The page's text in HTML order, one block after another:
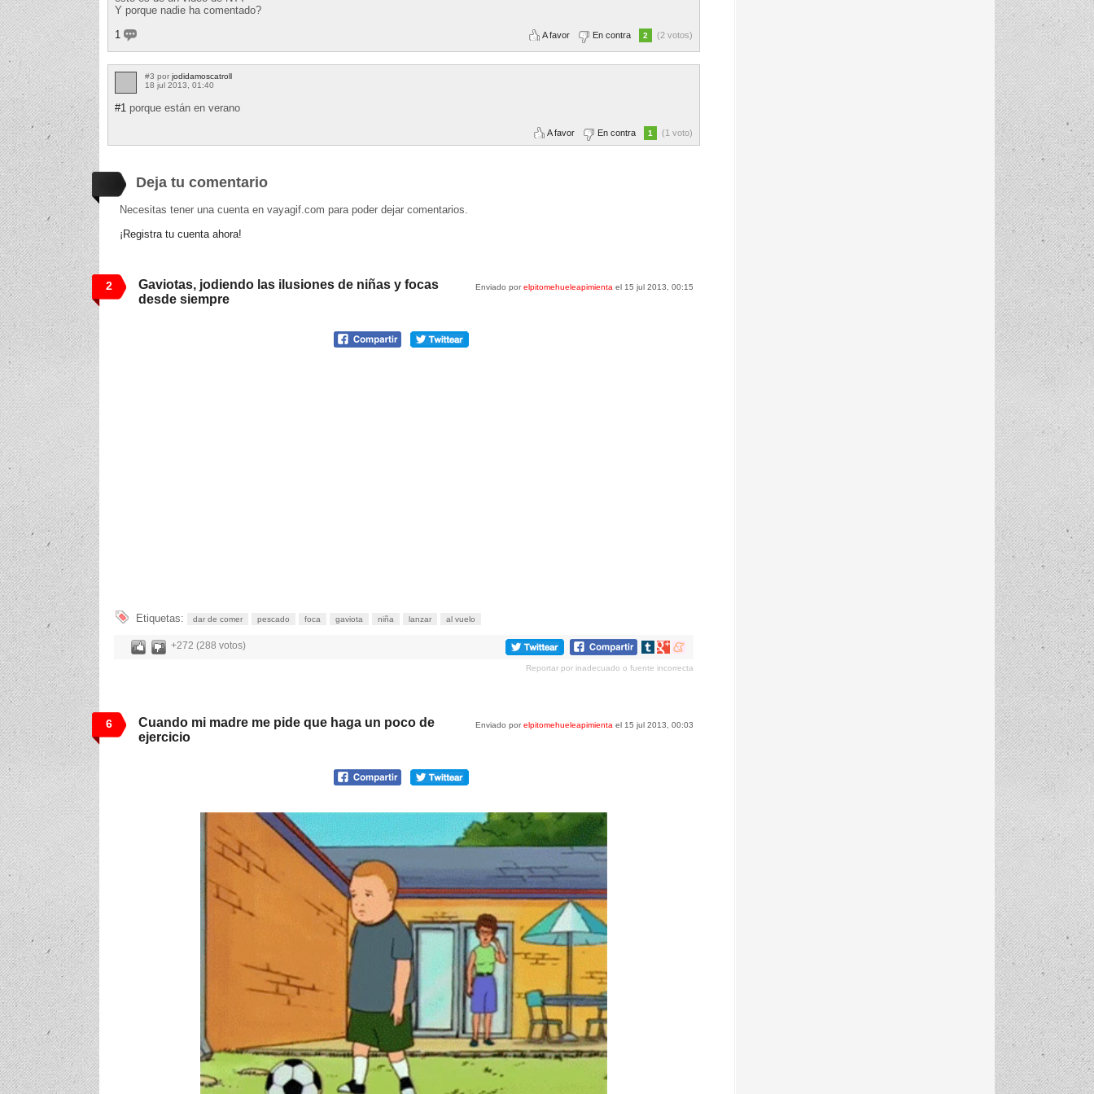
Y porque nadie ha comentado?
1
A favor En contra 2 (2 votos)
#3 por jodidamoscatroll
18 jul 2013, 01:40
#1 porque están en verano
A favor En contra 1 (1 voto)
Deja tu comentario
Necesitas tener una cuenta en vayagif.com para poder dejar comentarios.
¡Registra tu cuenta ahora!
2 Enviado porelpitomehueleapimienta el 15 jul 2013, 00:15
Gaviotas, jodiendo las ilusiones de niñas y focas
desde siempre
Etiquetas: dar de comer pescado foca gaviota niña lanzar al vuelo
+272 (288 votos)
Compartir
tumblr
Compartir
Google+
Compartir
meneame
Reportar por inadecuado o fuente incorrecta
6 Enviado porelpitomehueleapimienta el 15 jul 2013, 00:03
Cuando mi madre me pide que haga un poco de
ejercicio